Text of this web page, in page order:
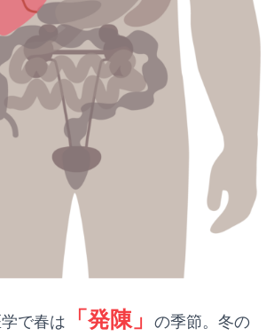
で春は 「発陳」 の季節。冬の